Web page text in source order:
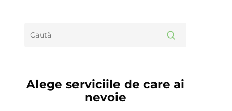
Alege serviciile de care ai
nevoie